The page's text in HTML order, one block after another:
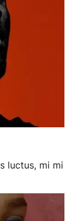
luctus, mi mi